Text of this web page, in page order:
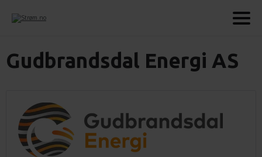
Gudbrandsdal Energi AS